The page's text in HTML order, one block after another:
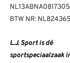
BTW NR:
L.J. Sport is dé
sportspeciaalzaak